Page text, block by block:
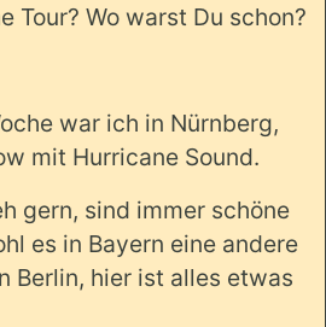
Tour? Wo warst Du schon?
war ich in Nürnberg,
mit Hurricane Sound.
gern, sind immer schöne
es in Bayern eine andere
Berlin, hier ist alles etwas